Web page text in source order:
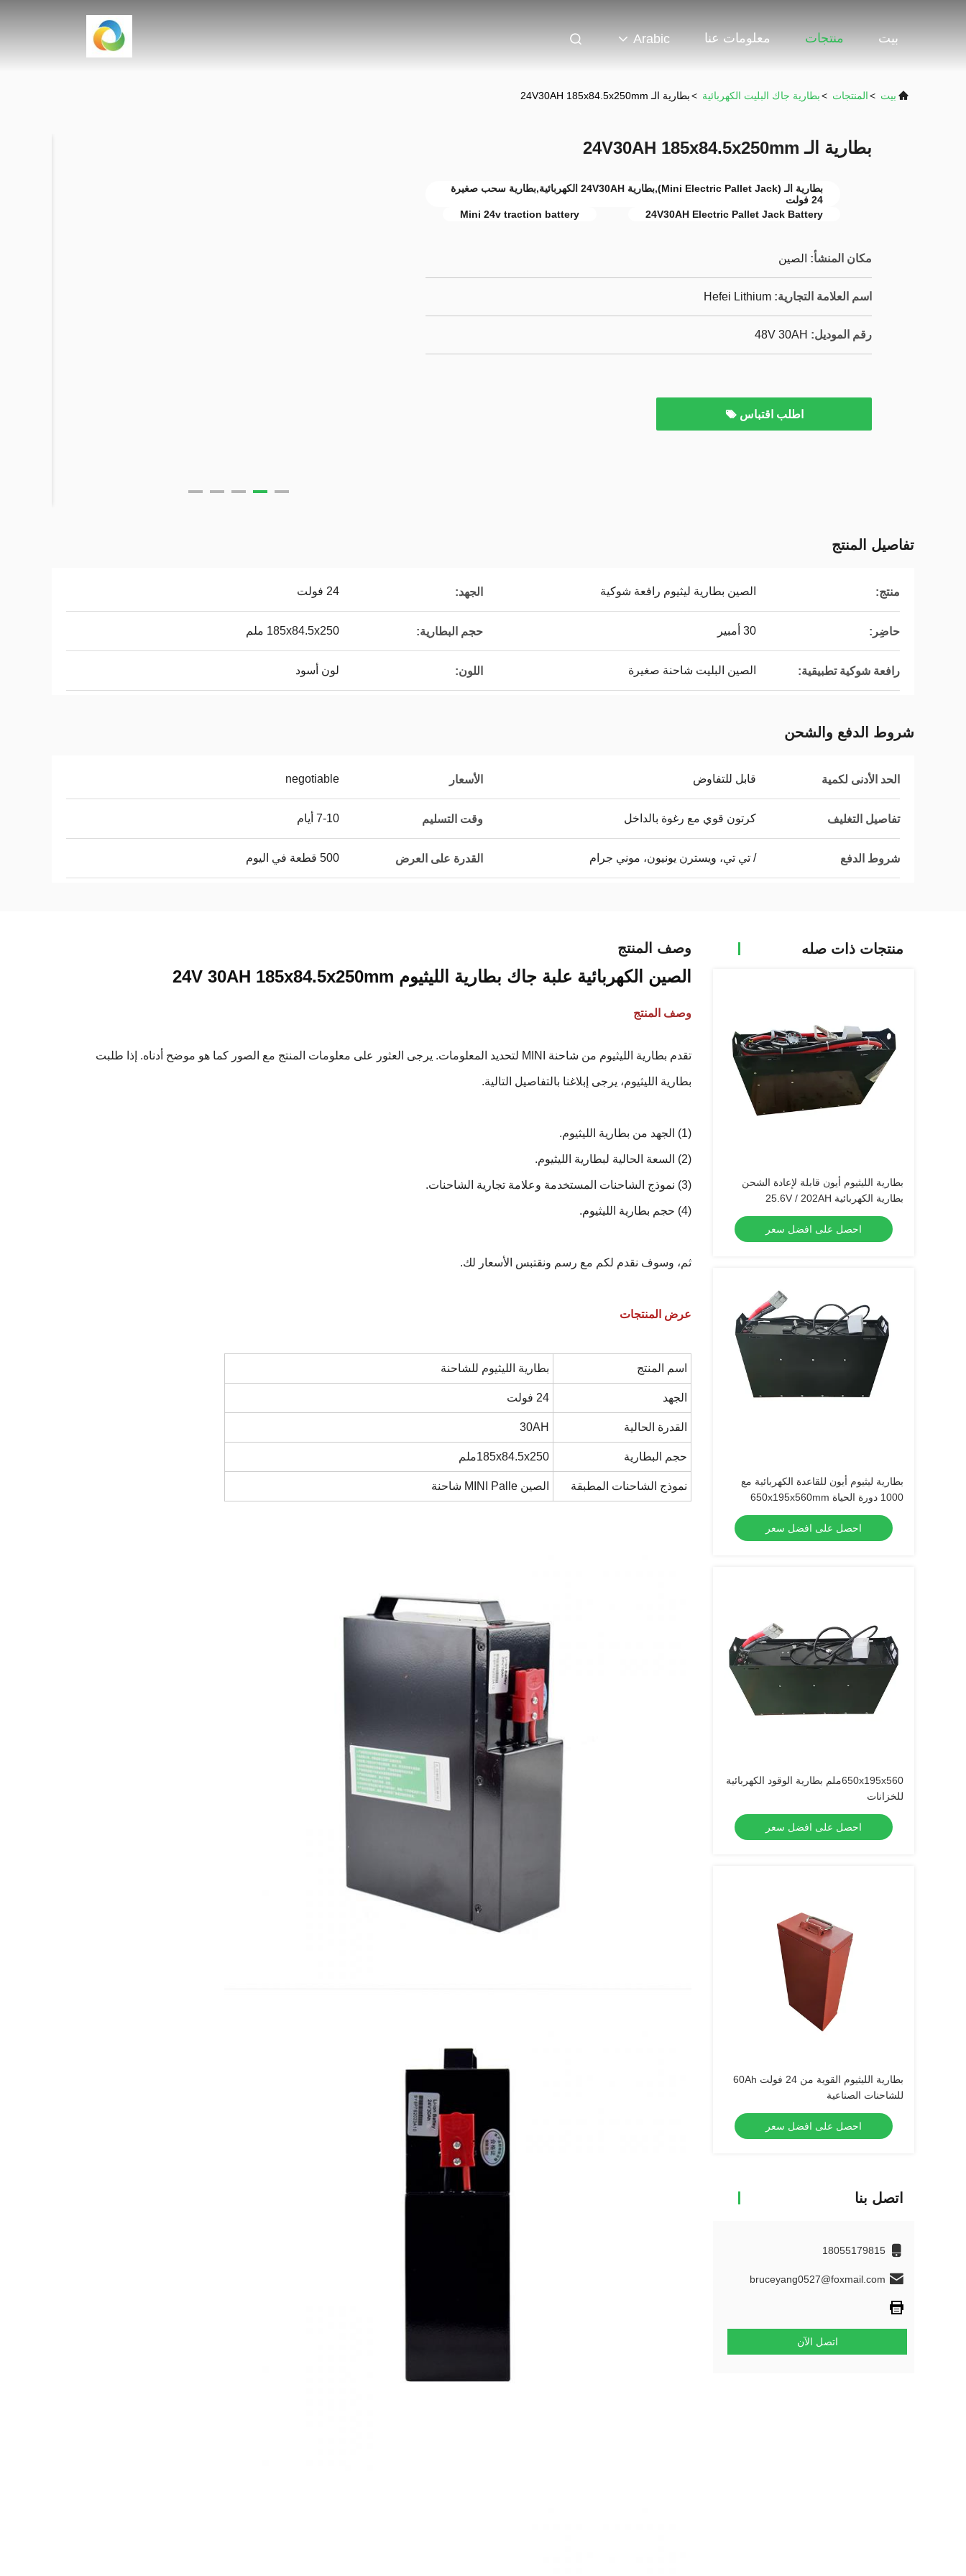
بيت منتجات معلومات عنا Arabic
بيت >المنتجات >بطارية جاك البليت الكهربائية >بطارية الـ 24V30AH 185x84.5x250mm
بطارية الـ 24V30AH 185x84.5x250mm
بطارية الـ (Mini Electric Pallet Jack),بطارية 24V30AH الكهربائية,بطارية سحب صغيرة
24 فولت
24V30AH Electric Pallet Jack Battery
Mini 24v traction battery
مكان المنشأ: الصين
اسم العلامة التجارية: Hefei Lithium
رقم الموديل: 48V 30AH
اطلب اقتباس
تفاصيل المنتج
منتج: الصين بطارية ليثيوم رافعة شوكية الجهد: 24 فولت
حاضِر: 30 أمبير حجم البطارية: 185x84.5x250 ملم
رافعة شوكية تطبيقية: الصين البليت شاحنة صغيرة اللون: لون أسود
شروط الدفع والشحن
الحد الأدنى لكمية قابل للتفاوض الأسعار negotiable
تفاصيل التغليف كرتون قوي مع رغوة بالداخل وقت التسليم 7-10 أيام
شروط الدفع / تي تي، ويسترن يونيون، موني جرام القدرة على العرض 500 قطعة في اليوم
منتجات ذات صله
بطارية الليثيوم أيون قابلة لإعادة الشحن
بطارية الكهربائية 25.6V / 202AH
احصل على افضل سعر
بطارية ليثيوم أيون للقاعدة الكهربائية مع
1000 دورة الحياة 650x195x560mm
احصل على افضل سعر
650x195x560ملم بطارية الوقود الكهربائية
للخزانات
احصل على افضل سعر
بطارية الليثيوم القوية من 24 فولت 60Ah
للشاحنات الصناعية
احصل على افضل سعر
اتصل بنا
18055179815
bruceyang0527@foxmail.com
اتصل الآن
وصف المنتج
الصين الكهربائية علبة جاك بطارية الليثيوم 24V 30AH 185x84.5x250mm
وصف المنتج
تقدم بطارية الليثيوم من شاحنة MINI لتحديد المعلومات. يرجى العثور على معلومات المنتج مع الصور كما هو موضح أدناه. إذا طلبت
بطارية الليثيوم، يرجى إبلاغنا بالتفاصيل التالية.
(1) الجهد من بطارية الليثيوم.
(2) السعة الحالية لبطارية الليثيوم.
(3) نموذج الشاحنات المستخدمة وعلامة تجارية الشاحنات.
(4) حجم بطارية الليثيوم.
ثم، وسوف نقدم لكم مع رسم ونقتبس الأسعار لك.
عرض المنتجات
اسم المنتج بطارية الليثيوم للشاحنة
الجهد 24 فولت
القدرة الحالية 30AH
حجم البطارية 185x84.5x250ملم
نموذج الشاحنات المطبقة الصين MINI Palle شاحنة